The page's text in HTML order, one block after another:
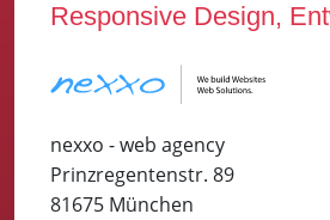
Responsive Design,
nexxo - web agency
Prinzregentenstr. 89
81675 München